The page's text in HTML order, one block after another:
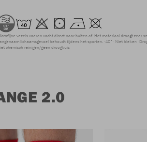
vezels voeren vocht direct naar buiten af. Het materiaal droogt zeer
lichaamsgevoel behoudt tijdens het sporten. 40° Niet bleken
chemisch reinigen/geen droogkuis
2.0